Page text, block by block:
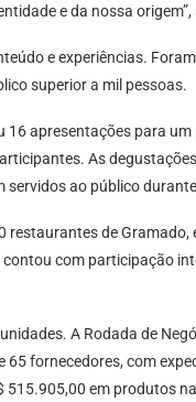
e da nossa
e experiências.
superior a mil pessoas.
apresentações para um
As
servidos ao público
restaurantes de Gramado,
com participação
A Rodada de
65 fornecedores, com
em produtos